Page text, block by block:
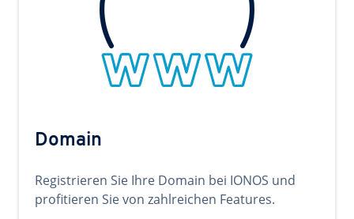
Domain
Registrieren Sie Ihre Domain bei IONOS und
profitieren Sie von zahlreichen Features.